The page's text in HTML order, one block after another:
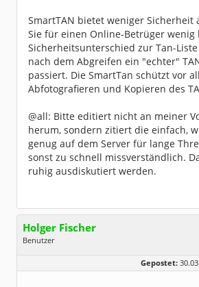
SmartTAN bietet weniger Sicherheit
Sie für einen Online-Betrüger wenig
Sicherheitsunterschied zur Tan-
nach dem Abgreifen ein "echter"
passiert. Die SmartTan schützt vor
Abfotografieren und Kopieren des
@all: Bitte editiert nicht an meiner
herum, sondern zitiert die einfach,
genug auf dem Server für lange
sonst zu schnell missverständlich.
ruhig ausdiskutiert werden.
Holger Fischer
Benutzer
Alter:
54
Gepostet: